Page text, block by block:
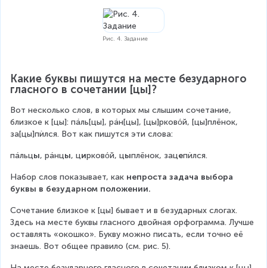
Рис. 4. Задание
Какие буквы пишутся на месте безударного
гласного в сочетании [цы]?
Вот несколько слов, в которых мы слышим сочетание,
близкое к [цы]: пáль[цы], рáн[цы], [цы]рковόй, [цы]плёнок,
за[цы]пѝлся. Вот как пишутся эти слова:
пáльцы, рáнцы, цирковόй, цыплёнок, зацепѝлся.
Набор слов показывает, как непроста задача выбора
буквы в безударном положении.
Сочетание близкое к [цы] бывает и в безударных слогах.
Здесь на месте буквы гласного двойная орфограмма. Лучше
оставлять «окошко». Букву можно писать, если точно её
знаешь. Вот общее правило (см. рис. 5).